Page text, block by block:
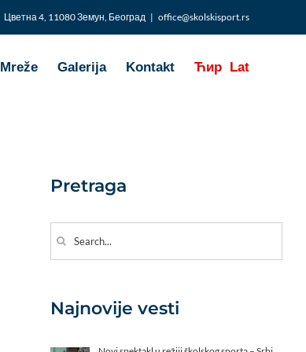
Цветна 4, 11080 Земун, Београд | office@skolskisport.rs
Mreže Galerija Kontakt Ћир Lat
Pretraga
for:
Najnovije vesti